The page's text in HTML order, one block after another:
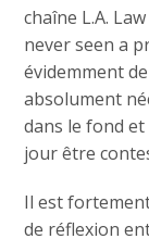
chaîne L.A.
never seen a
évidemment
absolument
dans le fond
jour être
Il est
de réflexion